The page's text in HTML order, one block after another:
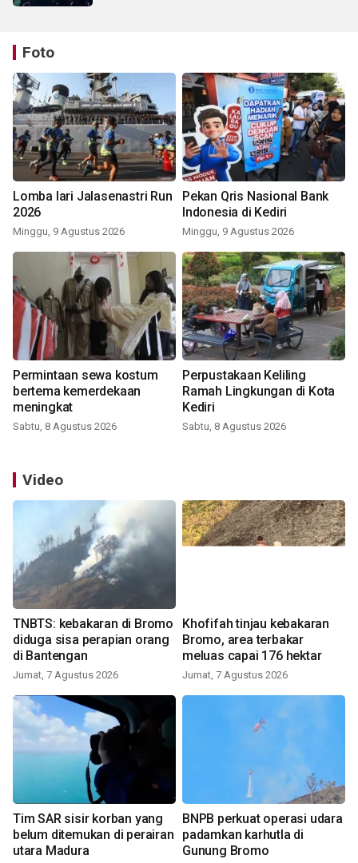
Foto
Lomba lari Jalasenastri Run
2026
Minggu, 9 Agustus 2026
Pekan Qris Nasional Bank
Indonesia di Kediri
Minggu, 9 Agustus 2026
Permintaan sewa kostum
bertema kemerdekaan
meningkat
Sabtu, 8 Agustus 2026
Perpustakaan Keliling
Ramah Lingkungan di Kota
Kediri
Sabtu, 8 Agustus 2026
Video
TNBTS: kebakaran di Bromo
diduga sisa perapian orang
di Bantengan
Jumat, 7 Agustus 2026
Khofifah tinjau kebakaran
Bromo, area terbakar
meluas capai 176 hektar
Jumat, 7 Agustus 2026
Tim SAR sisir korban yang
belum ditemukan di perairan
utara Madura
BNPB perkuat operasi udara
padamkan karhutla di
Gunung Bromo